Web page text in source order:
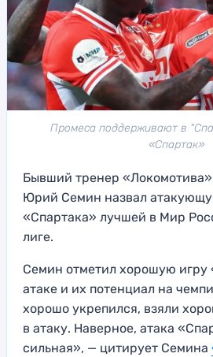
Промеса поддерживают в
«Спартак»
Бывший тренер
Юрий Семин назвал
«Спартака» лучшей в Мир
лиге.
Семин отметил хорошую игру
атаке и их потенциал на
хорошо укрепился, взяли
в атаку. Наверное, атака
сильная», — цитирует Семина